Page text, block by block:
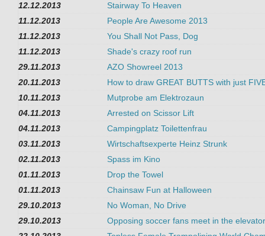
12.12.2013
Stairway To Heaven
11.12.2013
People Are Awesome 2013
11.12.2013
You Shall Not Pass, Dog
11.12.2013
Shade's crazy roof run
29.11.2013
AZO Showreel 2013
20.11.2013
How to draw GREAT BUTTS with just
10.11.2013
Mutprobe am Elektrozaun
04.11.2013
Arrested on Scissor Lift
04.11.2013
Campingplatz Toilettenfrau
03.11.2013
Wirtschaftsexperte Heinz Strunk
02.11.2013
Spass im Kino
01.11.2013
Drop the Towel
01.11.2013
Chainsaw Fun at Halloween
29.10.2013
No Woman, No Drive
29.10.2013
Opposing soccer fans meet in the elevator